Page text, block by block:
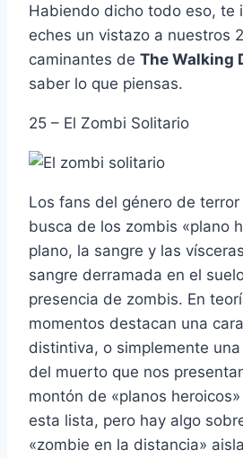
Habiendo dicho todo eso, te
eches un vistazo a nuestros
caminantes de The Walking
saber lo que piensas.
25 – El Zombi Solitario
Los fans del género de
busca de los zombis «plano
plano, la sangre y las
sangre derramada en el
presencia de zombis. En
momentos destacan una
distintiva, o simplemente
del muerto que nos
montón de «planos
esta lista, pero hay algo
«zombie en la distancia»